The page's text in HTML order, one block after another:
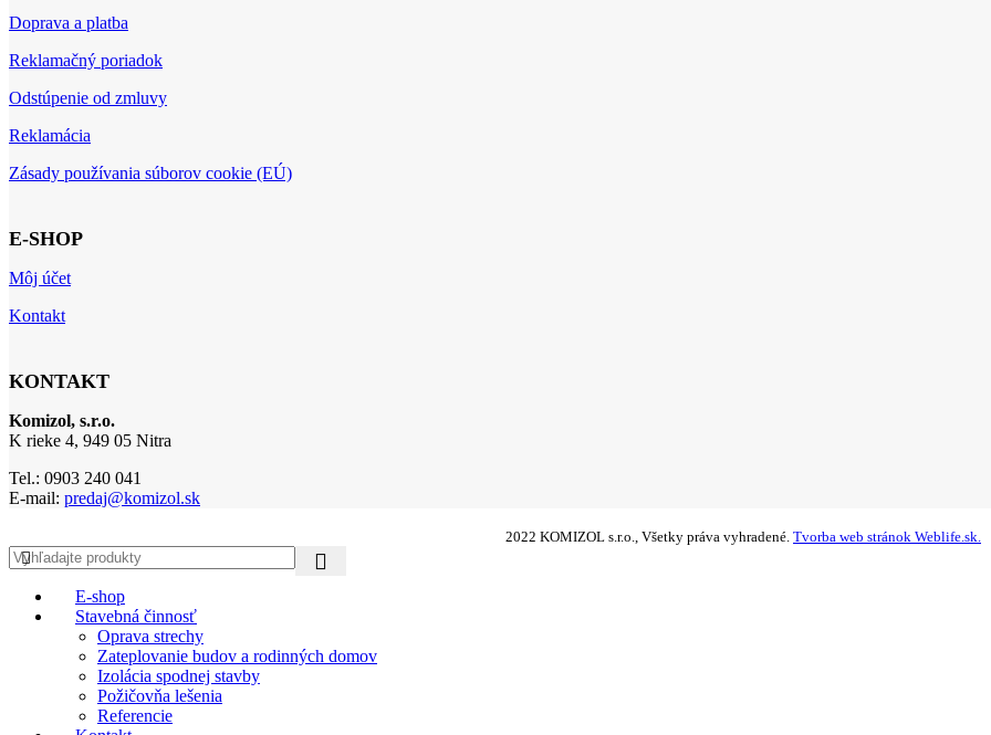
Doprava a platba
Reklamačný poriadok
Odstúpenie od zmluvy
Reklamácia
Zásady používania súborov cookie (EÚ)
E-SHOP
Môj účet
Kontakt
KONTAKT
Komizol, s.r.o.
K rieke 4, 949 05 Nitra
Tel.: 0903 240 041
E-mail: predaj@komizol.sk
2022 KOMIZOL s.r.o., Všetky práva vyhradené. Tvorba web stránok Weblife.sk.
E-shop
Stavebná činnosť
Oprava strechy
Zateplovanie budov a rodinných domov
Izolácia spodnej stavby
Požičovňa lešenia
Referencie